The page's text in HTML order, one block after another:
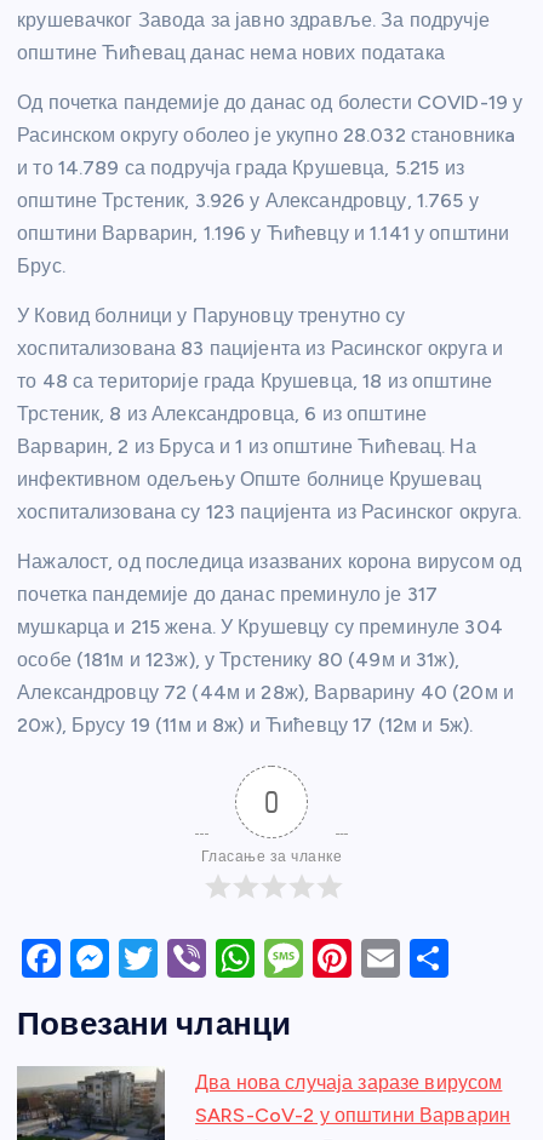
крушевачког Завода за јавно здравље. За подручје
општине Ћићевац данас нема нових података
Од почетка пандемије до данас од болести COVID-19 у
Расинском округу оболео је укупно 28.032 становникa
и то 14.789 са подручја града Крушевца, 5.215 из
општине Трстеник, 3.926 у Александровцу, 1.765 у
општини Варварин, 1.196 у Ћићевцу и 1.141 у општини
Брус.
У Ковид болници у Паруновцу тренутно су
хоспитализована 83 пацијента из Расинског округа и
то 48 са територије града Крушевца, 18 из општине
Трстеник, 8 из Александровца, 6 из општине
Варварин, 2 из Бруса и 1 из општине Ћићевац. На
инфективном одељењу Опште болнице Крушевац
хоспитализована су 123 пацијента из Расинског округа.
Нажалост, од последица изазваних корона вирусом од
почетка пандемије до данас преминуло је 317
мушкарца и 215 жена. У Крушевцу су преминуле 304
особе (181м и 123ж), у Трстенику 80 (49м и 31ж),
Александровцу 72 (44м и 28ж), Варварину 40 (20м и
20ж), Брусу 19 (11м и 8ж) и Ћићевцу 17 (12м и 5ж).
0
Гласање за чланке
F
c
e
b
M
ss
e
n
T
itt
er
Vi
er
W
at
s
A
M
a
g
Pi
e
st
E
e
Повезани чланци
Два нова случаја заразе вирусом
SARS-CoV-2 у општини Варварин